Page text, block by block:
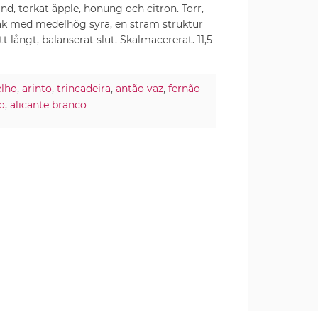
torkat äpple, honung och citron. Torr,
med medelhög syra, en stram struktur
långt, balanserat slut. Skalmacererat. 11,5
, arinto, trincadeira, antão vaz, fernão
, alicante branco